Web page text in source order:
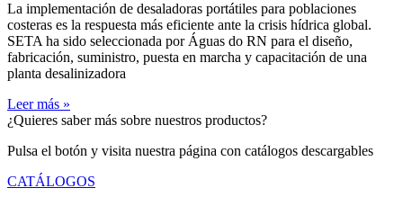
La implementación de desaladoras portátiles para poblaciones
costeras es la respuesta más eficiente ante la crisis hídrica global.
SETA ha sido seleccionada por Águas do RN para el diseño,
fabricación, suministro, puesta en marcha y capacitación de una
planta desalinizadora
Leer más »
¿Quieres saber más sobre nuestros productos?
Pulsa el botón y visita nuestra página con catálogos descargables
CATÁLOGOS